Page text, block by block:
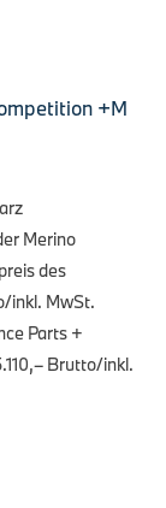
+M
Merino
des
inkl. MwSt.
Parts +
Brutto/inkl.